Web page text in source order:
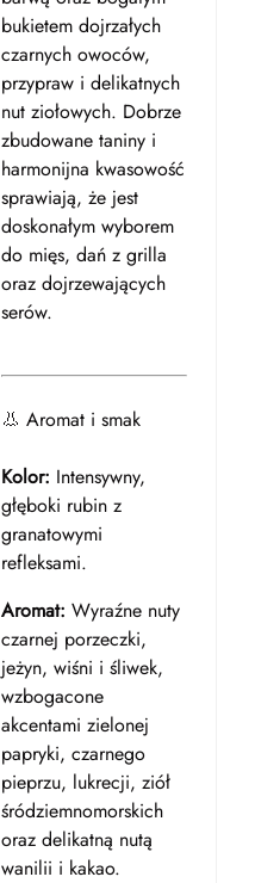
bukietem dojrzałych
czarnych owoców,
przypraw i delikatnych
nut ziołowych. Dobrze
zbudowane taniny i
harmonijna kwasowość
sprawiają, że jest
doskonałym wyborem
do mięs, dań z grilla
oraz dojrzewających
serów.
👃 Aromat i smak
Kolor: Intensywny,
głęboki rubin z
granatowymi
refleksami.
Aromat: Wyraźne nuty
czarnej porzeczki,
jeżyn, wiśni i śliwek,
wzbogacone
akcentami zielonej
papryki, czarnego
pieprzu, lukrecji, ziół
śródziemnomorskich
oraz delikatną nutą
wanilii i kakao.